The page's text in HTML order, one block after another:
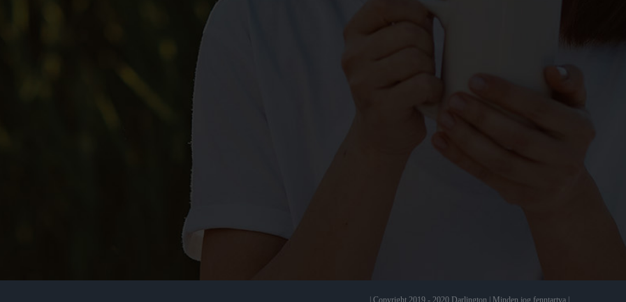
| Copyright 2019 - 2020 Darlington | Minden jog fenntartva |